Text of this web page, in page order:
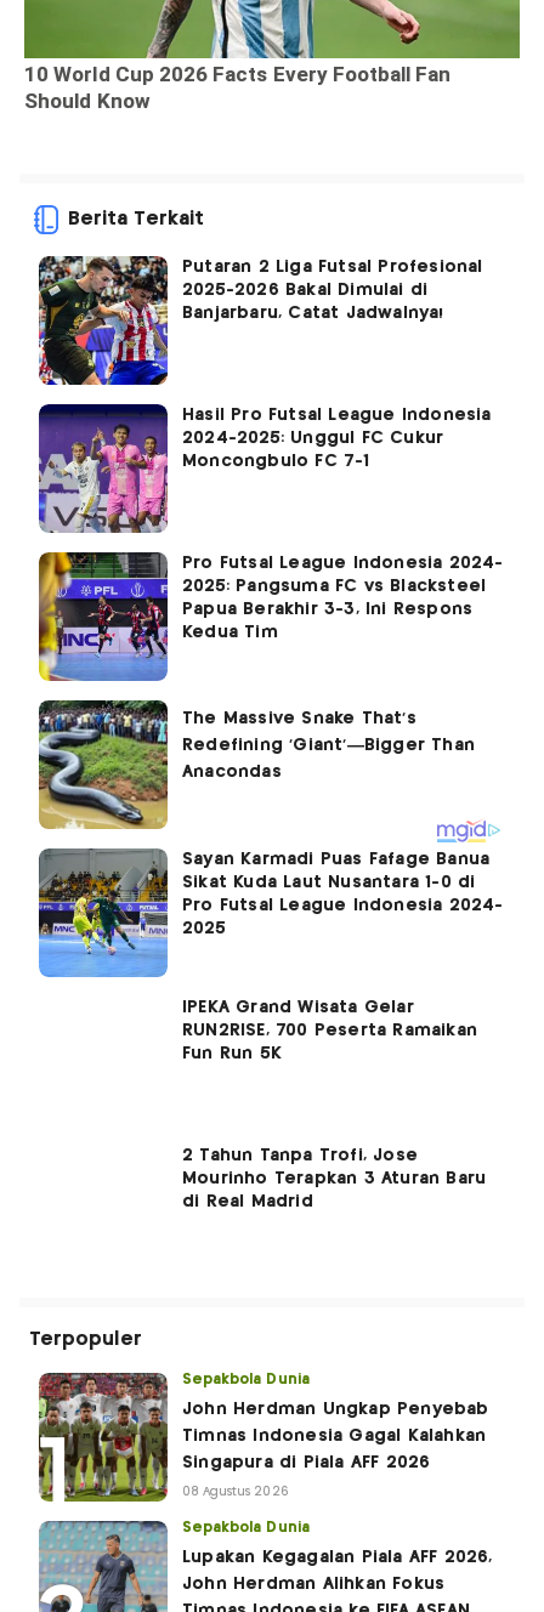
Berita Terkait
Putaran 2 Liga Futsal Profesional
2025-2026 Bakal Dimulai di
Banjarbaru, Catat Jadwalnya!
Hasil Pro Futsal League Indonesia
2024-2025: Unggul FC Cukur
Moncongbulo FC 7-1
Pro Futsal League Indonesia 2024-
2025: Pangsuma FC vs Blacksteel
Papua Berakhir 3-3, Ini Respons
Kedua Tim
Sayan Karmadi Puas Fafage Banua
Sikat Kuda Laut Nusantara 1-0 di
Pro Futsal League Indonesia 2024-
2025
IPEKA Grand Wisata Gelar
RUN2RISE, 700 Peserta Ramaikan
Fun Run 5K
2 Tahun Tanpa Trofi, Jose
Mourinho Terapkan 3 Aturan Baru
di Real Madrid
Terpopuler
Sepakbola Dunia
John Herdman Ungkap Penyebab
Timnas Indonesia Gagal Kalahkan
Singapura di Piala AFF 2026
08 Agustus 2026
Sepakbola Dunia
Lupakan Kegagalan Piala AFF 2026,
John Herdman Alihkan Fokus